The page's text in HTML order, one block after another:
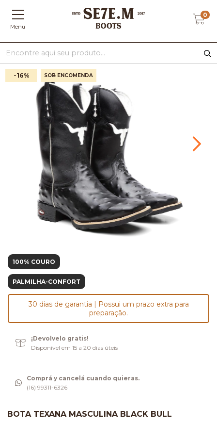
Menu
0
-16% SOB ENCOMENDA
100% COURO
PALMILHA-CONFORT
30 dias de garantia | Possui um prazo extra para
preparação.
¡Devolvelo gratis!
Disponível em 15 a 20 dias úteis
Comprá y cancelá cuando quieras.
(16) 99311-6326
BOTA TEXANA MASCULINA BLACK BULL